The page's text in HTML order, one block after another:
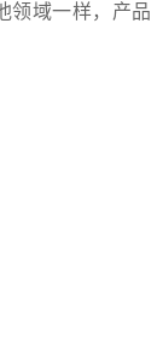
领域一样，产品